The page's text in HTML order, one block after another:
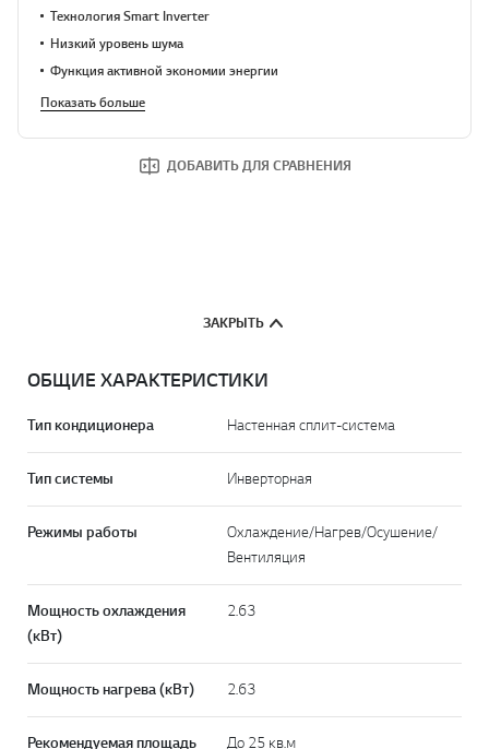
Технология Smart Inverter
Низкий уровень шума
Функция активной экономии энергии
Показать больше
ДОБАВИТЬ ДЛЯ СРАВНЕНИЯ
ЗАКРЫТЬ
ОБЩИЕ ХАРАКТЕРИСТИКИ
Тип кондиционера Настенная cплит-система
Тип системы Инверторная
Режимы работы
Охлаждение/Нагрев/Осушение/
Вентиляция
Мощность охлаждения
(кВт)
2.63
Мощность нагрева (кВт) 2.63
Рекомендуемая площадь
До 25 кв.м